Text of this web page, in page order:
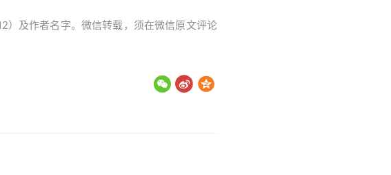
）及作者名字。微信转载，须在微信原文评论